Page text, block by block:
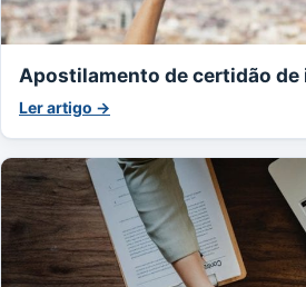
Apostilamento de certidão de
Ler artigo →